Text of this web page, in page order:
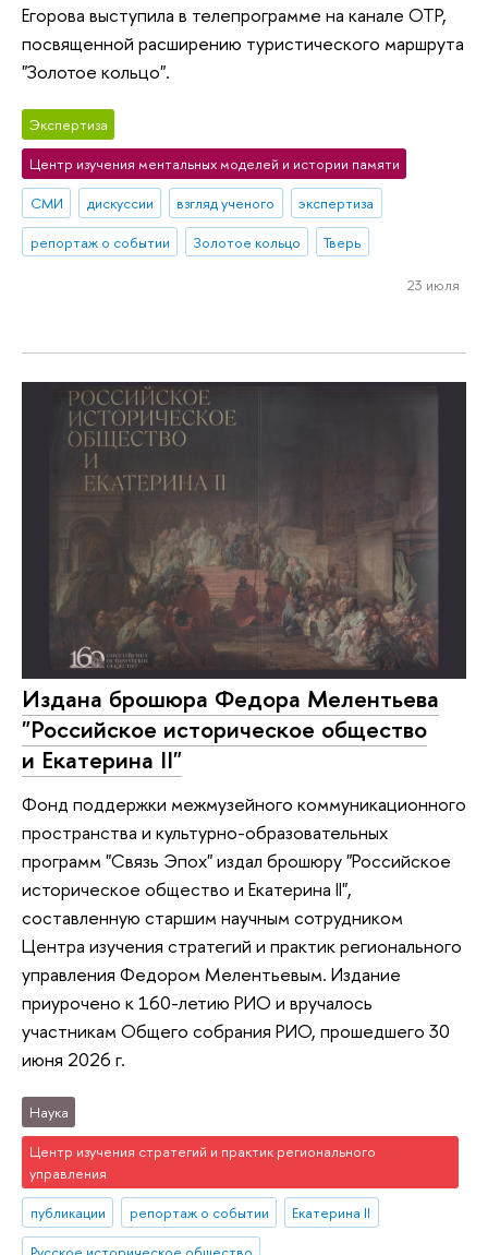
Егорова выступила в телепрограмме на канале ОТР,
посвященной расширению туристического маршрута
"Золотое кольцо".
Экспертиза
Центр изучения ментальных моделей и истории памяти
СМИ
дискуссии взгляд ученого
экспертиза
репортаж о событии
Золотое кольцо Тверь
23 июля
Издана брошюра Федора Мелентьева
"Российское историческое общество
и Екатерина II"
Фонд поддержки межмузейного коммуникационного
пространства и культурно-образовательных
программ "Связь Эпох" издал брошюру "Российское
историческое общество и Екатерина II",
составленную старшим научным сотрудником
Центра изучения стратегий и практик регионального
управления Федором Мелентьевым. Издание
приурочено к 160-летию РИО и вручалось
участникам Общего собрания РИО, прошедшего 30
июня 2026 г.
Наука
Центр изучения стратегий и практик регионального
управления
публикации
репортаж о событии
Екатерина II